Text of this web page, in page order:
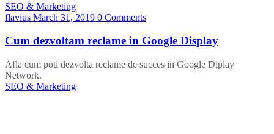
SEO & Marketing
flavius March 31, 2019 0 Comments
Cum dezvoltam reclame in Google Display
Afla cum poti dezvolta reclame de succes in Google Diplay
Network.
SEO & Marketing